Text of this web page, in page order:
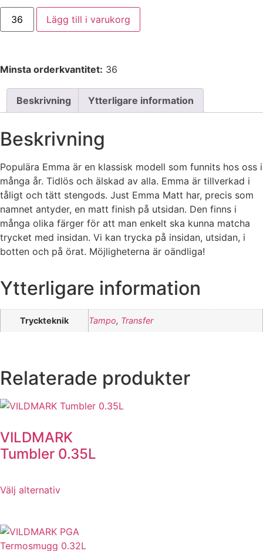
Lägg till i varukorg
Minsta orderkvantitet: 36
Beskrivning Ytterligare information
Beskrivning
Populära Emma är en klassisk modell som funnits hos oss i
många år. Tidlös och älskad av alla. Emma är tillverkad i
tåligt och tätt stengods. Just Emma Matt har, precis som
namnet antyder, en matt finish på utsidan. Den finns i
många olika färger för att man enkelt ska kunna matcha
trycket med insidan. Vi kan trycka på insidan, utsidan, i
botten och på örat. Möjligheterna är oändliga!
Ytterligare information
Tryckteknik Tampo, Transfer
Relaterade produkter
VILDMARK
Tumbler 0.35L
Välj alternativ